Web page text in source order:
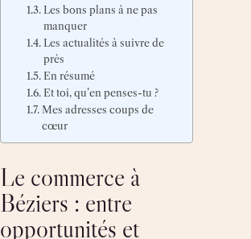
Les bons plans à ne pas
manquer
Les actualités à suivre de
près
En résumé
Et toi, qu’en penses-tu ?
Mes adresses coups de
cœur
Le commerce à
Béziers : entre
opportunités et